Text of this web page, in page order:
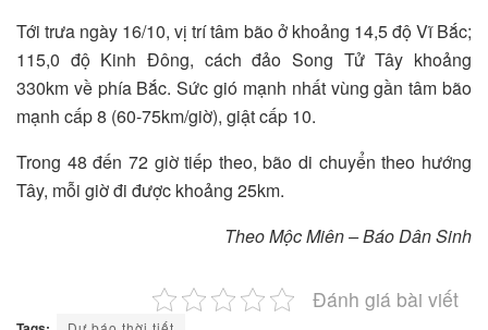
Tới trưa ngày 16/10, vị trí tâm bão ở khoảng 14,5 độ Vĩ Bắc;
115,0 độ Kinh Đông, cách đảo Song Tử Tây khoảng
330km về phía Bắc. Sức gió mạnh nhất vùng gần tâm bão
mạnh cấp 8 (60-75km/giờ), giật cấp 10.
Trong 48 đến 72 giờ tiếp theo, bão di chuyển theo hướng
Tây, mỗi giờ đi được khoảng 25km.
Theo Mộc Miên – Báo Dân Sinh
Đánh giá bài viết